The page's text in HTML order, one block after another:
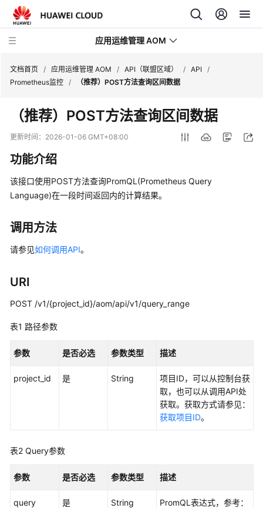
应用运维管理 AOM
最
新
动
品
介
费
明
快
入
户
佳
践
API
文档首页 / 应用运维管理 AOM / API（联盟区域） / API /
Prometheus监控 / （推荐）POST方法查询区间数据
（推荐）POST方法查询区间数据
更新时间： 2026-01-06 GMT+08:00
功能介绍
该接口使用POST方法查询PromQL(Prometheus Query
Language)在一段时间返回内的计算结果。
调用方法
请参见如何调用API。
URI
POST /v1/{project_id}/aom/api/v1/query_range
表1 路径参数
参数 是否必选 参数类型 描述
project_id 是 String
项目ID，可以从控制台获
取，也可以从调用API处
获取。获取方式请参见：
获取项目ID。
表2 Query参数
参数 是否必选 参数类型 描述
query 是 String
PromQL表达式，参考：